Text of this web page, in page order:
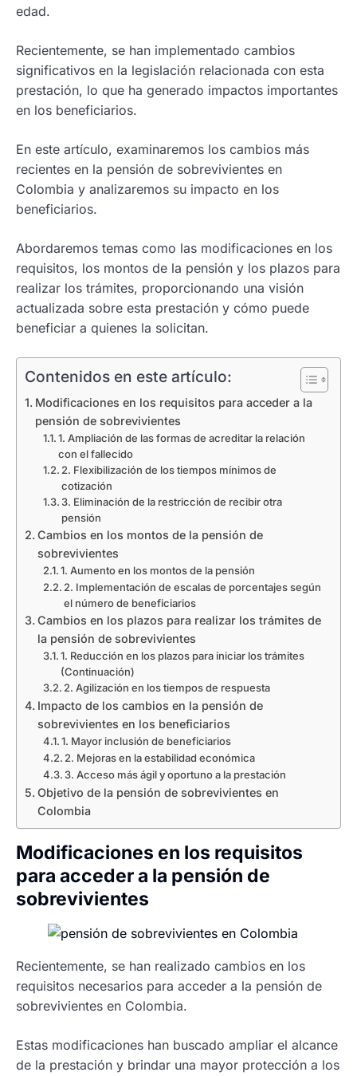
edad.
Recientemente, se han implementado cambios
significativos en la legislación relacionada con esta
prestación, lo que ha generado impactos importantes
en los beneficiarios.
En este artículo, examinaremos los cambios más
recientes en la pensión de sobrevivientes en
Colombia y analizaremos su impacto en los
beneficiarios.
Abordaremos temas como las modificaciones en los
requisitos, los montos de la pensión y los plazos para
realizar los trámites, proporcionando una visión
actualizada sobre esta prestación y cómo puede
beneficiar a quienes la solicitan.
Contenidos en este artículo:
Modificaciones en los requisitos para acceder a la
pensión de sobrevivientes
1. Ampliación de las formas de acreditar la relación
con el fallecido
2. Flexibilización de los tiempos mínimos de
cotización
3. Eliminación de la restricción de recibir otra
pensión
Cambios en los montos de la pensión de
sobrevivientes
1. Aumento en los montos de la pensión
2. Implementación de escalas de porcentajes según
el número de beneficiarios
Cambios en los plazos para realizar los trámites de
la pensión de sobrevivientes
1. Reducción en los plazos para iniciar los trámites
(Continuación)
2. Agilización en los tiempos de respuesta
Impacto de los cambios en la pensión de
sobrevivientes en los beneficiarios
1. Mayor inclusión de beneficiarios
2. Mejoras en la estabilidad económica
3. Acceso más ágil y oportuno a la prestación
Objetivo de la pensión de sobrevivientes en
Colombia
Modificaciones en los requisitos
para acceder a la pensión de
sobrevivientes
Recientemente, se han realizado cambios en los
requisitos necesarios para acceder a la pensión de
sobrevivientes en Colombia.
Estas modificaciones han buscado ampliar el alcance
de la prestación y brindar una mayor protección a los